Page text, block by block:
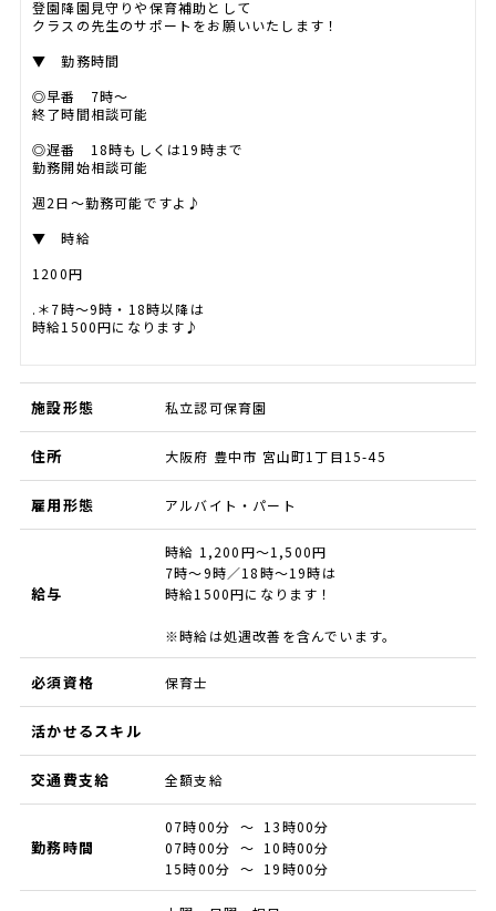
登園降園見守りや保育補助として
クラスの先生のサポートをお願いいたします！
▼ 勤務時間
◎早番 7時～
終了時間相談可能
◎遅番 18時もしくは19時まで
勤務開始相談可能
週2日～勤務可能ですよ♪
▼ 時給
1200円
.＊7時～9時・18時以降は
時給1500円になります♪
施設形態 私立認可保育園
住所 大阪府 豊中市 宮山町1丁目15-45
雇用形態 アルバイト・パート
給与
時給 1,200円～1,500円
7時～9時／18時～19時は
時給1500円になります！
※時給は処遇改善を含んでいます。
必須資格 保育士
活かせるスキル
交通費支給 全額支給
勤務時間
07時00分 ～ 13時00分
07時00分 ～ 10時00分
15時00分 ～ 19時00分